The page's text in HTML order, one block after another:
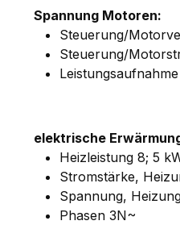
Spannung Motoren:
Steuerung/
Steuerung/
elektrische
Heizleistung 8; 5
Stromstärke,
Spannung,
Phasen 3N~